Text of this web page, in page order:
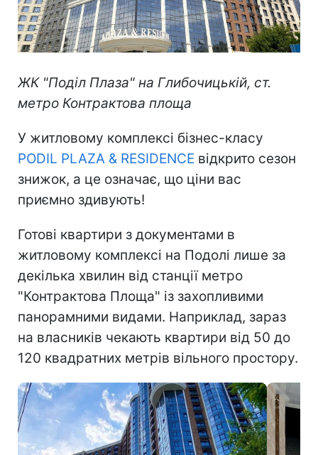
ЖК "Поділ Плаза" на Глибочицькій, ст.
метро Контрактова площа
У житловому комплексі бізнес-класу
PODIL PLAZA & RESIDENCE відкрито сезон
знижок, а це означає, що ціни вас
приємно здивують!
Готові квартири з документами в
житловому комплексі на Подолі лише за
декілька хвилин від станції метро
"Контрактова Площа" із захопливими
панорамними видами. Наприклад, зараз
на власників чекають квартири від 50 до
120 квадратних метрів вільного простору.